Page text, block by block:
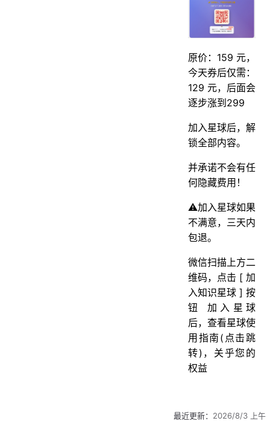
原价：159 元，
今天券后仅需：
129 元，后面会
逐步涨到299
加入星球后，解
锁全部内容。
并承诺不会有任
何隐藏费用！
⚠️加入星球如果
不满意，三天内
包退。
微信扫描上方二
维码，点击 [ 加
入知识星球 ] 按
钮 加入星球
后，查看星球使
用指南(点击跳
转)，关乎您的
权益
最近更新： 2026/8/3 上午